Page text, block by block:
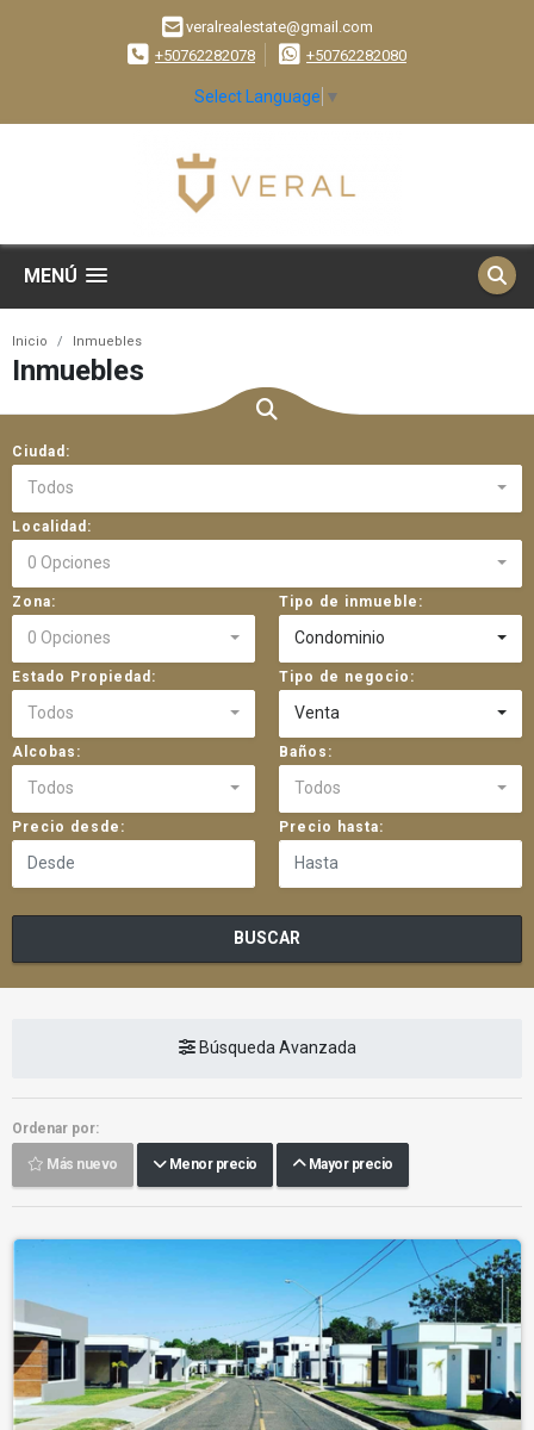
veralrealestate@gmail.com
+50762282078
+50762282080
Select Language ▼
MENÚ
Inicio Inmuebles
Inmuebles
Ciudad:
Todos
Localidad:
0 Opciones
Zona:
0 Opciones
Tipo de inmueble:
Condominio
Estado Propiedad:
Todos
Tipo de negocio:
Venta
Alcobas:
Todos
Baños:
Todos
Precio desde: Precio hasta:
BUSCAR
Búsqueda Avanzada
Ordenar por:
Más nuevo Menor precio Mayor precio